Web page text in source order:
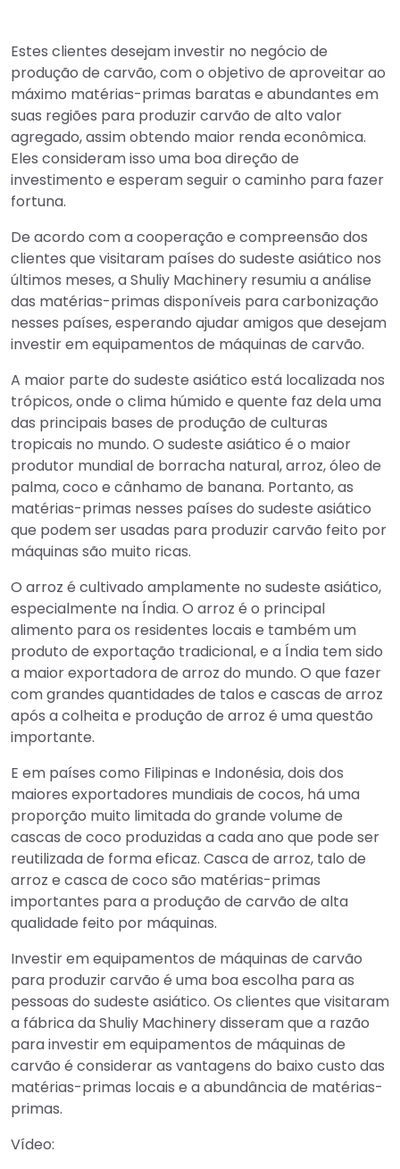
Estes clientes desejam investir no negócio de
produção de carvão, com o objetivo de aproveitar ao
máximo matérias-primas baratas e abundantes em
suas regiões para produzir carvão de alto valor
agregado, assim obtendo maior renda econômica.
Eles consideram isso uma boa direção de
investimento e esperam seguir o caminho para fazer
fortuna.
De acordo com a cooperação e compreensão dos
clientes que visitaram países do sudeste asiático nos
últimos meses, a Shuliy Machinery resumiu a análise
das matérias-primas disponíveis para carbonização
nesses países, esperando ajudar amigos que desejam
investir em equipamentos de máquinas de carvão.
A maior parte do sudeste asiático está localizada nos
trópicos, onde o clima húmido e quente faz dela uma
das principais bases de produção de culturas
tropicais no mundo. O sudeste asiático é o maior
produtor mundial de borracha natural, arroz, óleo de
palma, coco e cânhamo de banana. Portanto, as
matérias-primas nesses países do sudeste asiático
que podem ser usadas para produzir carvão feito por
máquinas são muito ricas.
O arroz é cultivado amplamente no sudeste asiático,
especialmente na Índia. O arroz é o principal
alimento para os residentes locais e também um
produto de exportação tradicional, e a Índia tem sido
a maior exportadora de arroz do mundo. O que fazer
com grandes quantidades de talos e cascas de arroz
após a colheita e produção de arroz é uma questão
importante.
E em países como Filipinas e Indonésia, dois dos
maiores exportadores mundiais de cocos, há uma
proporção muito limitada do grande volume de
cascas de coco produzidas a cada ano que pode ser
reutilizada de forma eficaz. Casca de arroz, talo de
arroz e casca de coco são matérias-primas
importantes para a produção de carvão de alta
qualidade feito por máquinas.
Investir em equipamentos de máquinas de carvão
para produzir carvão é uma boa escolha para as
pessoas do sudeste asiático. Os clientes que visitaram
a fábrica da Shuliy Machinery disseram que a razão
para investir em equipamentos de máquinas de
carvão é considerar as vantagens do baixo custo das
matérias-primas locais e a abundância de matérias-
primas.
Vídeo: